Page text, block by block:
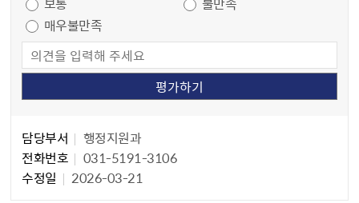
매우불만족
담당부서
행정지원과
전화번호
031-5191-3106
수정일
2026-03-21